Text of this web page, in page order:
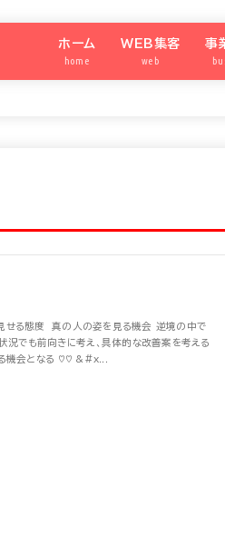
ホーム
home
WEB集客
web
事
せる態度 真の人の姿を見る機会 逆境の中で
でも前向きに考え、具体的な改善案を考える
機会となる ♡♡ &#x...